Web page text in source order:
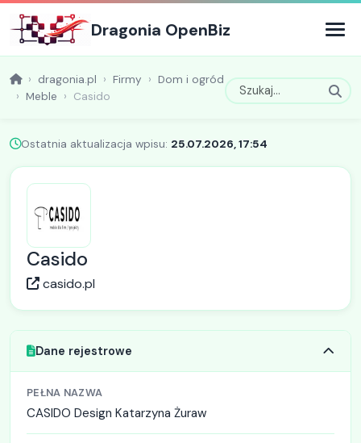
Dragonia OpenBiz
dragonia.pl Firmy
Dom i ogród
Meble
Casido
Ostatnia aktualizacja wpisu: 25.07.2026, 17:54
Casido
casido.pl
Dane rejestrowe
PEŁNA NAZWA
CASIDO Design Katarzyna Żuraw